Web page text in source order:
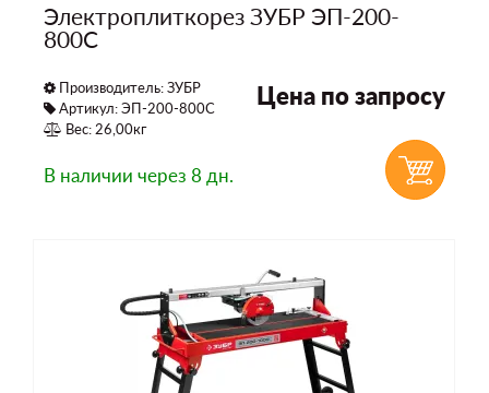
Электроплиткорез ЗУБР ЭП-200-
800С
Производитель:ЗУБР
Артикул: ЭП-200-800С
Вес: 26,00кг
Цена по запросу
В наличии через 8 дн.